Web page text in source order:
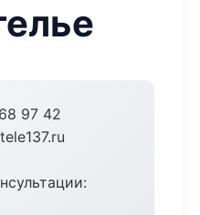
97 42